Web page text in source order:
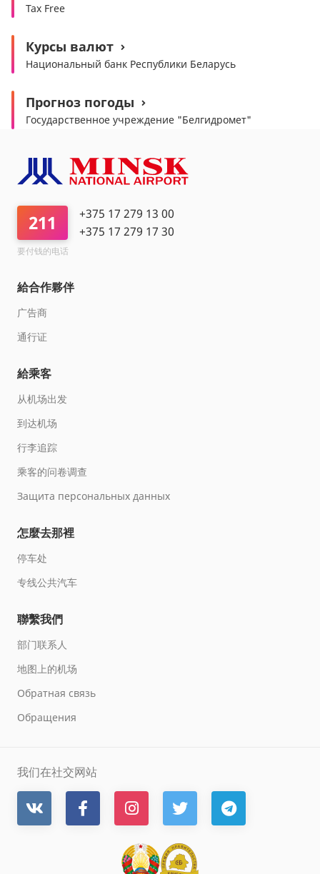
Tax Free
Курсы валют
Национальный банк Республики Беларусь
Прогноз погоды
Государственное учреждение "Белгидромет"
211
+375 17 279 13 00
+375 17 279 17 30
要付钱的电话
給合作夥伴
广告商
通行证
給乘客
从机场出发
到达机场
行李追踪
乘客的问卷调查
Защита персональных данных
怎麼去那裡
停车处
专线公共汽车
聯繫我們
部门联系人
地图上的机场
Обратная связь
Обращения
我们在社交网站